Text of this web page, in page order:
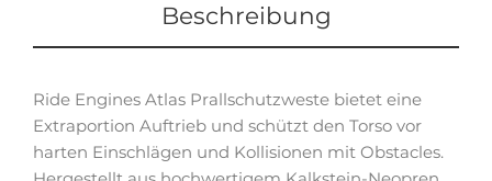
Beschreibung
Ride Engines Atlas Prallschutzweste bietet eine
Extraportion Auftrieb und schützt den Torso vor
harten Einschlägen und Kollisionen mit Obstacles.